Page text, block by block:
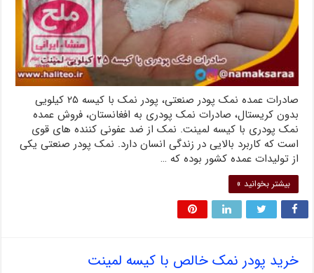
صادرات عمده نمک پودر صنعتی، پودر نمک با کیسه ۲۵ کیلویی
بدون کریستال، صادرات نمک پودری به افغانستان، فروش عمده
نمک پودری با کیسه لمینت. نمک از ضد عفونی کننده های قوی
است که کاربرد بالایی در زندگی انسان دارد. نمک پودر صنعتی یکی
از تولیدات عمده کشور بوده که …
بیشتر بخوانید »
خرید پودر نمک خالص با کیسه لمینت